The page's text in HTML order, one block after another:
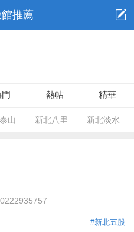
推薦
熱帖 精華
山 新北八里 新北淡水
#新北五股